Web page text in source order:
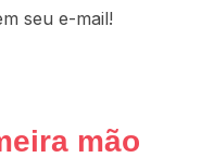
seu e-mail!
mão